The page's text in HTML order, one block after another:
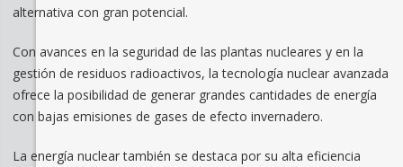
alternativa con gran potencial.
Con avances en la seguridad de las plantas nucleares y en la
gestión de residuos radioactivos, la tecnología nuclear avanzada
ofrece la posibilidad de generar grandes cantidades de energía
con bajas emisiones de gases de efecto invernadero.
La energía nuclear también se destaca por su alta eficiencia